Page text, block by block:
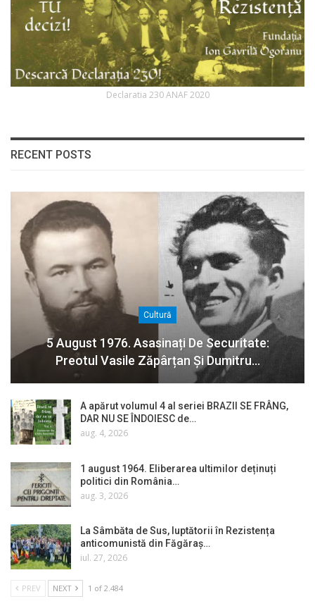
Declaratia 230 ANAF 2020
RECENT POSTS
Cultură
5 August 1976. Asasinați De Securitate:
Preotul Vasile Zăpârțan Și Dumitru…
A apărut volumul 4 al seriei BRAZII SE FRÂNG,
DAR NU SE ÎNDOIESC de…
aug. 4, 2026
1 august 1964. Eliberarea ultimilor deținuți
politici din România…
aug. 3, 2026
La Sâmbăta de Sus, luptătorii în Rezistența
anticomunistă din Făgăraș…
iul. 27, 2026
PREV NEXT 1 of 2.484